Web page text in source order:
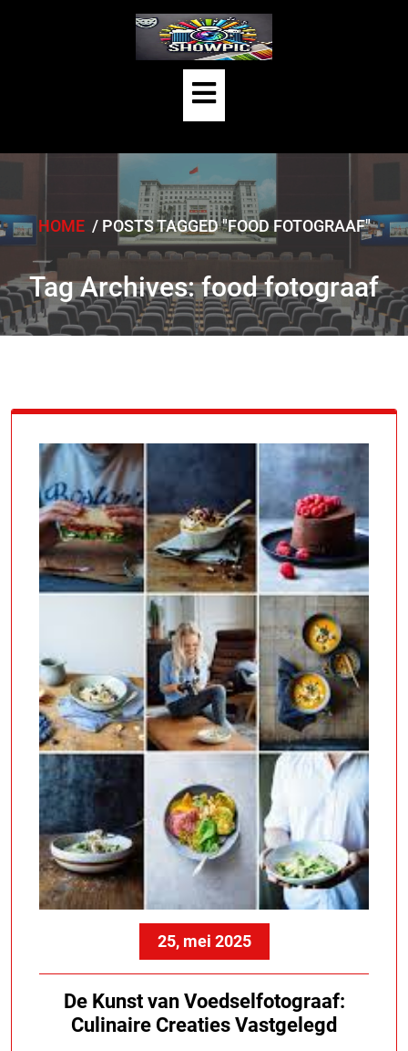
Open
Button
HOME/ POSTS TAGGED "FOOD FOTOGRAAF"
Tag Archives: food fotograaf
25, mei 2025
De Kunst van Voedselfotograaf:
Culinaire Creaties Vastgelegd